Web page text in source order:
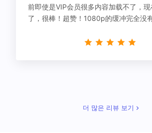
前即使是VIP会员很多内容加载不了，
了，很棒！超赞！1080p的缓冲完全没
더 많은 리뷰 보기